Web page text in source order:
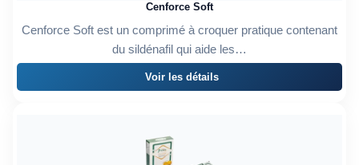
Cenforce Soft
Cenforce Soft est un comprimé à croquer pratique contenant
du sildénafil qui aide les…
Voir les détails